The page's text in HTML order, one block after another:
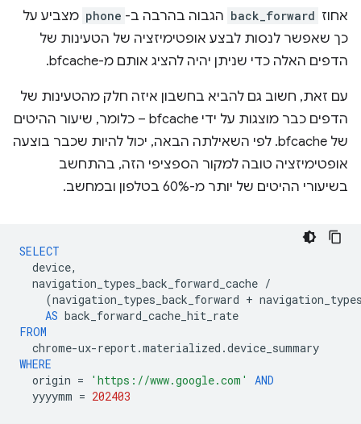
אחוז back_forward הגבוה בהרבה ב- phone מצביע על
כך שאפשר לנסות לבצע אופטימיזציה של הטעינות של
הדפים האלה כדי שניתן יהיה להציג אותם מ-bfcache.
עם זאת, חשוב גם להביא בחשבון איזה חלק מהטעינות של
הדפים כבר מוצגות על ידי bfcache – כלומר, שיעור ההיטים
של bfcache. לפי השאילתה הבאה, יכול להיות שכבר בוצעה
אופטימיזציה טובה למקור הספציפי הזה, בהתחשב
בשיעורי ההיטים של יותר מ-60% בטלפון ובמחשב.
SELECT
device,
navigation_types_back_forward_cache /
(navigation_types_back_forward +
AS back_forward_cache_hit_rate
FROM
chrome-ux-report.materialized .device_summary
WHERE
origin = 'https://www.google.com'
AND
yyyymm = 202403